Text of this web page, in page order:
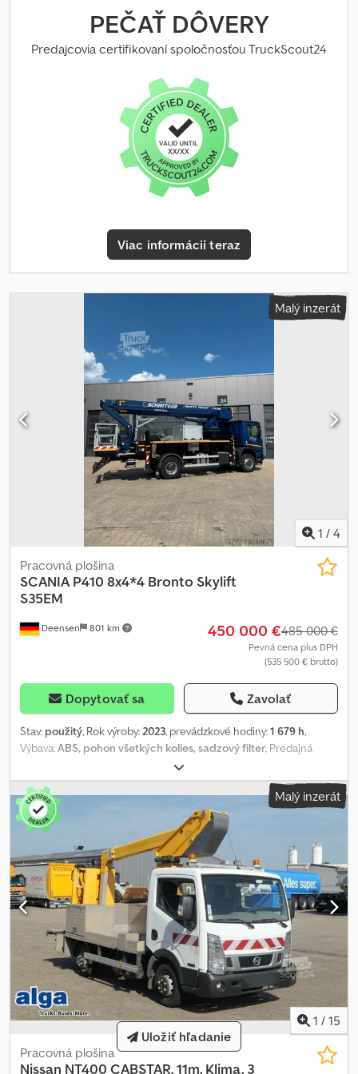
PEČAŤ DÔVERY
Predajcovia certifikovaní spoločnosťou TruckScout24
Viac informácií teraz
Malý inzerát
1 / 4
Deensen 801 km
Pracovná plošina
SCANIA P410 8x4*4 Bronto Skylift
S35EM
450 000 €485 000 €
Pevná cena plus DPH
(535 500 € brutto)
Dopytovať sa Zavolať
Stav: použitý, Rok výroby:2023, prevádzkové hodiny:1 679 h,
Výbava:ABS, pohon všetkých kolies, sadzový filter, Predajná
vzorková stroj Prevádzkové hodiny: približne 592 Najazdené
kilometre: približne 9032 Pracovná výška: 35,00 m Výška plošiny:
33,00 m Maximálny dosah: 29,60 m Prepravná dĺžka (D x Š x V): 9,80
m x 2,50 m x 3,95 m Maximálna nosnosť: 500 kg Rozmery plošiny:
0,90 x 2,04 m x 1,10 m Rozsah otáčania: +/- 280° Otáčanie plošiny: 2
x 90° Výložník plošiny: 170° ----Výstražné svetlá na streche kabíny
Generátor 6,5 kVA (230 V/400 V) Podvozok: Scania P410 B8X4?4
Prvá registrácia: 30. 05. 2023 Celková hmotnosť: 17640 kg Farba:
Modrá Pri kúpe sa vykoná nová technická kontrola a kontrola
emisií a bezpečnosti. Djdpfx Aowpyw Ueqvskr
Malý inzerát
1 / 15
Pracovná plošina
Nissan NT400 CABSTAR, 11m, Klima, 3
Uložiť hľadanie